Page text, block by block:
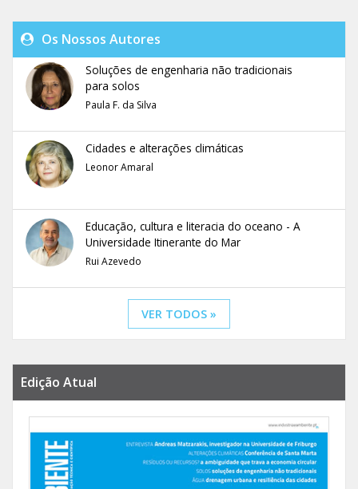
Os Nossos Autores
Soluções de engenharia não tradicionais
para solos
Paula F. da Silva
Cidades e alterações climáticas
Leonor Amaral
Educação, cultura e literacia do oceano - A
Universidade Itinerante do Mar
Rui Azevedo
VER TODOS »
Edição Atual